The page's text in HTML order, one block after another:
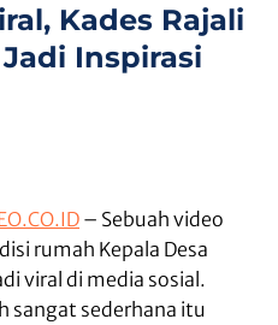
Kades Rajali
Inspirasi
– Sebuah video
rumah Kepala Desa
viral di media sosial.
sangat sederhana itu